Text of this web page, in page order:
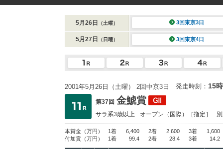
5月26日 （土曜） 3回東京3日
5月27日 （日曜） 3回東京4日
2001年5月26日（土曜） 2回中京3日 発走時刻： 15
第37回 金鯱賞
サラ系3歳以上 オープン （国際）［指定］
本賞金 （万円） 1着 6,400 2着 2,600 3着
1,600
付加賞 （万円） 1着 99.4 2着 28.4 3着 14.2